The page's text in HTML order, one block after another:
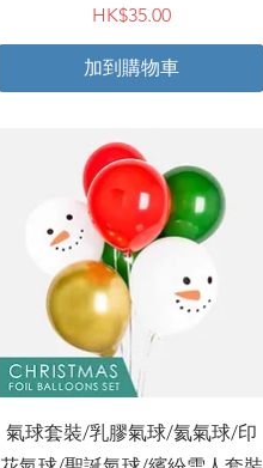
價格
HK$35.00
加到購物車
快速瀏覽
氣球套裝/乳膠氣球/氦氣球/印